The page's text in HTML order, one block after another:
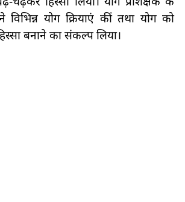
विभिन्न योग क्रियाएं कीं तथा योग को
बनाने का संकल्प लिया।